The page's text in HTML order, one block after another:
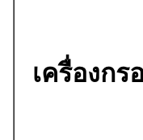
เครื่องกร